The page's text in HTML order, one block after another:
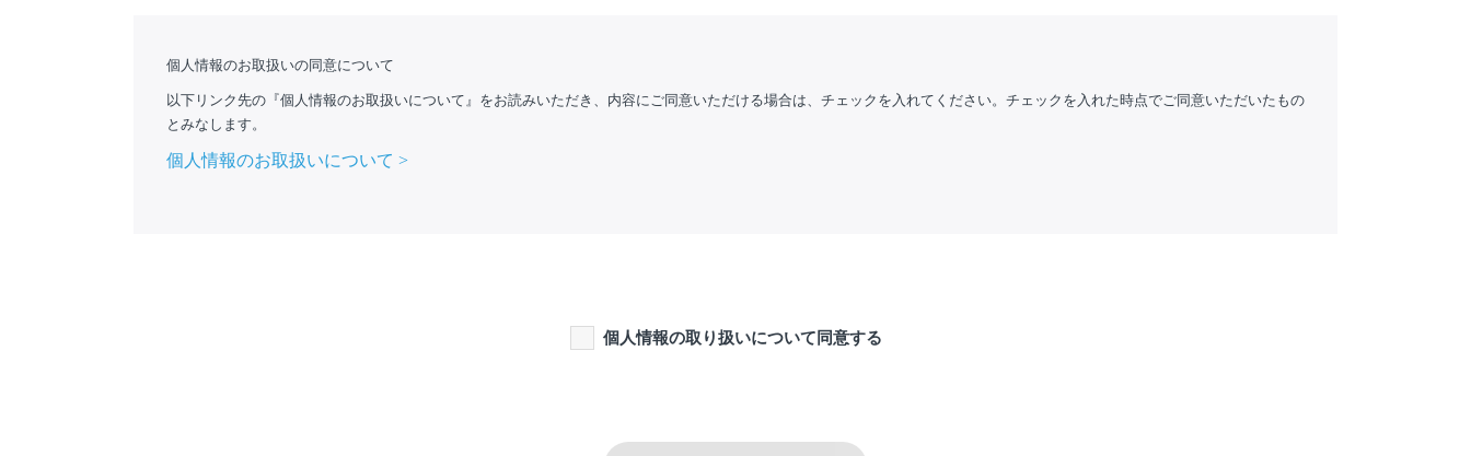
個人情報のお取扱いの同意について
以下リンク先の『個人情報のお取扱いについて』をお読みいただき、内容にご同意いただける場合は、チェックを入れてください。チェックを入れた時点でご同意いただいたもの
とみなします。
個人情報のお取扱いについて >
個人情報の取り扱いについて同意する